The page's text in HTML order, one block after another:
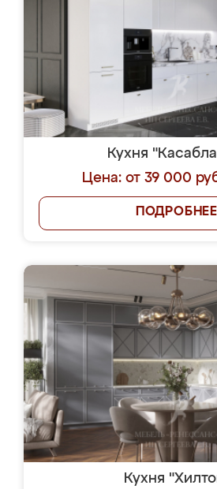
Кухня
Цена: от 39 000
ПОДРОБНЕЕ
Кухня